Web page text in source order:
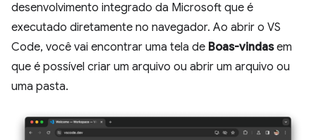
desenvolvimento integrado da Microsoft que é
executado diretamente no navegador. Ao abrir o VS
Code, você vai encontrar uma tela de Boas-vindasem
que é possível criar um arquivo ou abrir um arquivo ou
uma pasta.